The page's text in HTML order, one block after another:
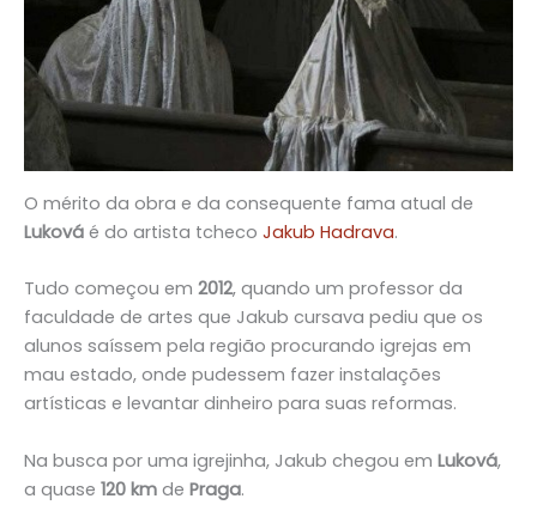
O mérito da obra e da consequente fama atual de
Luková é do artista tcheco Jakub Hadrava.
Tudo começou em 2012, quando um professor da
faculdade de artes que Jakub cursava pediu que os
alunos saíssem pela região procurando igrejas em
mau estado, onde pudessem fazer instalações
artísticas e levantar dinheiro para suas reformas.
Na busca por uma igrejinha, Jakub chegou em Luková,
a quase 120 km de Praga.